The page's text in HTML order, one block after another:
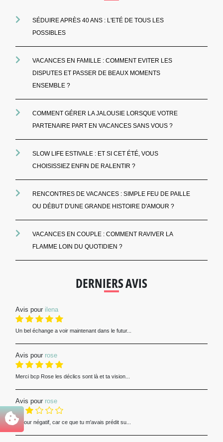
SÉDUIRE APRÈS 40 ANS : L'ETÉ DE TOUS LES
POSSIBLES
VACANCES EN FAMILLE : COMMENT EVITER LES
DISPUTES ET PASSER DE BEAUX MOMENTS
ENSEMBLE ?
COMMENT GÉRER LA JALOUSIE LORSQUE VOTRE
PARTENAIRE PART EN VACANCES SANS VOUS ?
SLOW LIFE ESTIVALE : ET SI CET ÉTÉ, VOUS
CHOISISSIEZ ENFIN DE RALENTIR ?
RENCONTRES DE VACANCES : SIMPLE FEU DE PAILLE
OU DÉBUT D'UNE GRANDE HISTOIRE D'AMOUR ?
VACANCES EN COUPLE : COMMENT RAVIVER LA
FLAMME LOIN DU QUOTIDIEN ?
DERNIERS AVIS
Avis pour ilena
Un bel échange a voir maintenant dans le futur...
Avis pour rose
Merci bcp Rose les déclics sont là et ta vision...
Avis pour rose
Retour négatif, car ce que tu m'avais prédit su...